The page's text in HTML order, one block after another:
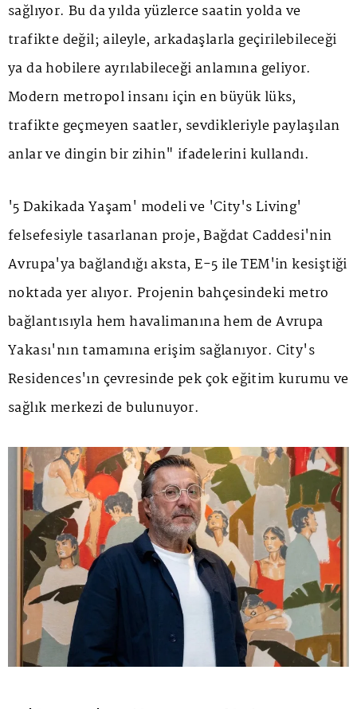
sağlıyor. Bu da yılda yüzlerce saatin yolda ve
trafikte değil; aileyle, arkadaşlarla geçirilebileceği
ya da hobilere ayrılabileceği anlamına geliyor.
Modern metropol insanı için en büyük lüks,
trafikte geçmeyen saatler, sevdikleriyle paylaşılan
anlar ve dingin bir zihin" ifadelerini kullandı.
'5 Dakikada Yaşam' modeli ve 'City's Living'
felsefesiyle tasarlanan proje, Bağdat Caddesi'nin
Avrupa'ya bağlandığı aksta, E-5 ile TEM'in kesiştiği
noktada yer alıyor. Projenin bahçesindeki metro
bağlantısıyla hem havalimanına hem de Avrupa
Yakası'nın tamamına erişim sağlanıyor. City's
Residences'ın çevresinde pek çok eğitim kurumu ve
sağlık merkezi de bulunuyor.